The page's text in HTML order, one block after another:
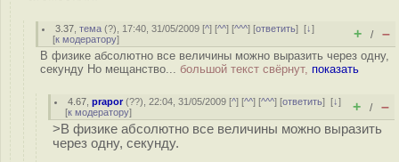
3.37 ,тема (?), 17:40, 31/05/2009 [^] [^^] [^^^] [ответить][↓]
[к модератору] + / –
В физике абсолютно все величины можно выразить через одну,
секунду Но мещанство... большой текст свёрнут, показать
4.67 ,prapor(??), 22:04, 31/05/2009 [^] [^^] [^^^] [ответить][↓]
[к модератору] + / –
>В физике абсолютно все величины можно выразить
через одну, секунду.